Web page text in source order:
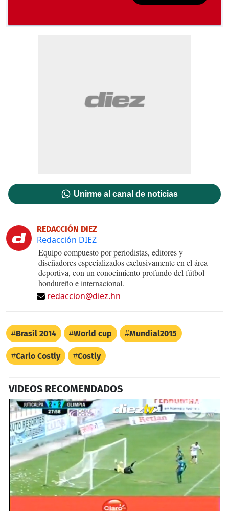
Unirme al canal de noticias
REDACCIÓN DIEZ
Redacción DIEZ
Equipo compuesto por periodistas, editores y
diseñadores especializados exclusivamente en el área
deportiva, con un conocimiento profundo del fútbol
hondureño e internacional.
redaccion@diez.hn
Brasil 2014 World cup Mundial2015
Carlo Costly Costly
VIDEOS RECOMENDADOS